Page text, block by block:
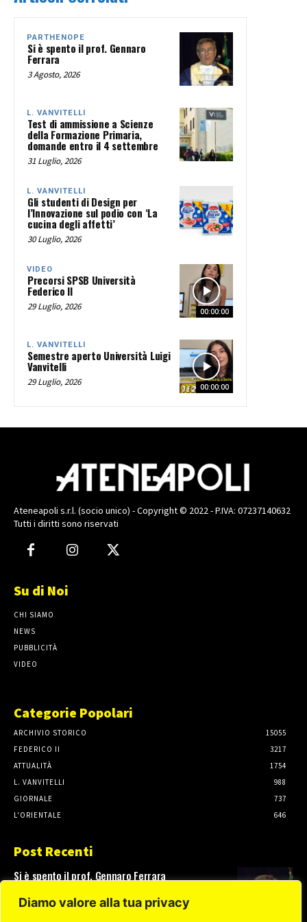
Diamo valore alla tua privacy
PARTHENOPE
Si è spento il prof. Gennaro
Ferrara
3 Agosto, 2026
L. VANVITELLI
Test di ammissione a Scienze
della Formazione Primaria,
domande entro il 4 settembre
31 Luglio, 2026
L. VANVITELLI
Gli studenti di Design per
l’Innovazione sul podio con ‘La
cucina degli affetti’
30 Luglio, 2026
00:00:00
VIDEO
Precorsi SPSB Università
Federico II
29 Luglio, 2026
00:00:00
L. VANVITELLI
Semestre aperto Università Luigi
Vanvitelli
29 Luglio, 2026
Ateneapoli s.r.l. (socio unico) - Copyright © 2022 - P.IVA: 07237140632
Tutti i diritti sono riservati
Su di Noi
CHI SIAMO
NEWS
PUBBLICITÀ
VIDEO
Categorie Popolari
ARCHIVIO STORICO
15055
FEDERICO II
3217
ATTUALITÀ
1754
L. VANVITELLI
988
GIORNALE
737
L'ORIENTALE
646
Post Recenti
Si è spento il prof. Gennaro Ferrara